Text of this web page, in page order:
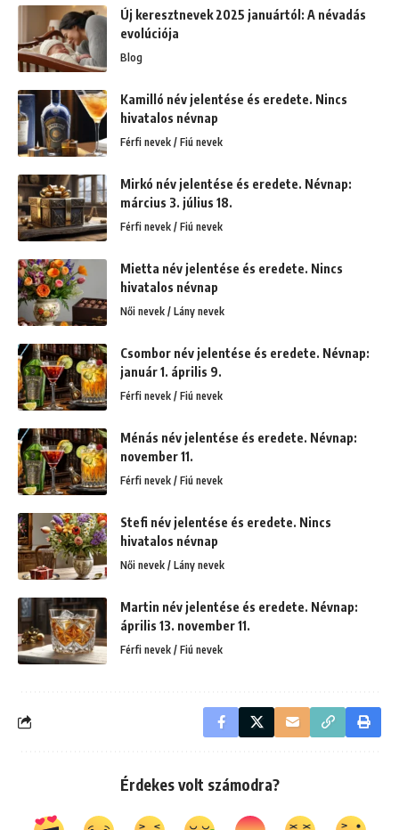
Új keresztnevek 2025 januártól: A névadás
evolúciója
Blog
Kamilló név jelentése és eredete. Nincs
hivatalos névnap
Férfi nevek / Fiú nevek
Mirkó név jelentése és eredete. Névnap:
március 3. július 18.
Férfi nevek / Fiú nevek
Mietta név jelentése és eredete. Nincs
hivatalos névnap
Női nevek / Lány nevek
Csombor név jelentése és eredete. Névnap:
január 1. április 9.
Férfi nevek / Fiú nevek
Ménás név jelentése és eredete. Névnap:
november 11.
Férfi nevek / Fiú nevek
Stefi név jelentése és eredete. Nincs
hivatalos névnap
Női nevek / Lány nevek
Martin név jelentése és eredete. Névnap:
április 13. november 11.
Férfi nevek / Fiú nevek
Érdekes volt számodra?